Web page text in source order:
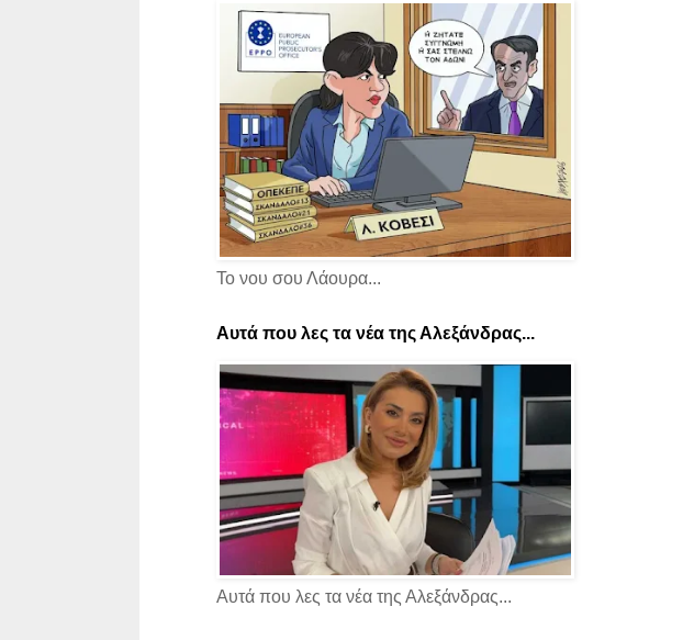
Το νου σου Λάουρα...
Αυτά που λες τα νέα της Αλεξάνδρας...
Αυτά που λες τα νέα της Αλεξάνδρας...